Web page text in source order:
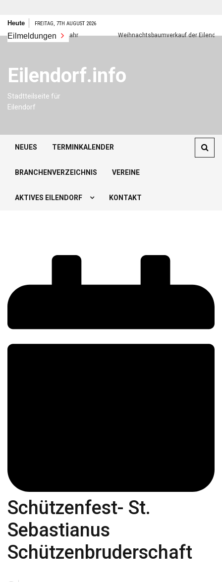
Zum
springen
Heute FREITAG, 7TH AUGUST 2026
Eilmeldungen
Frohes neues Jahr Weihnachtsbaumverkauf der Eilendorfer
Eilendorf.info
Stadtteilseite für
Eilendorf
NEUES TERMINKALENDER
BRANCHENVERZEICHNIS VEREINE
AKTIVES EILENDORF KONTAKT
Schützenfest- St.
Sebastianus
Schützenbruderschaft